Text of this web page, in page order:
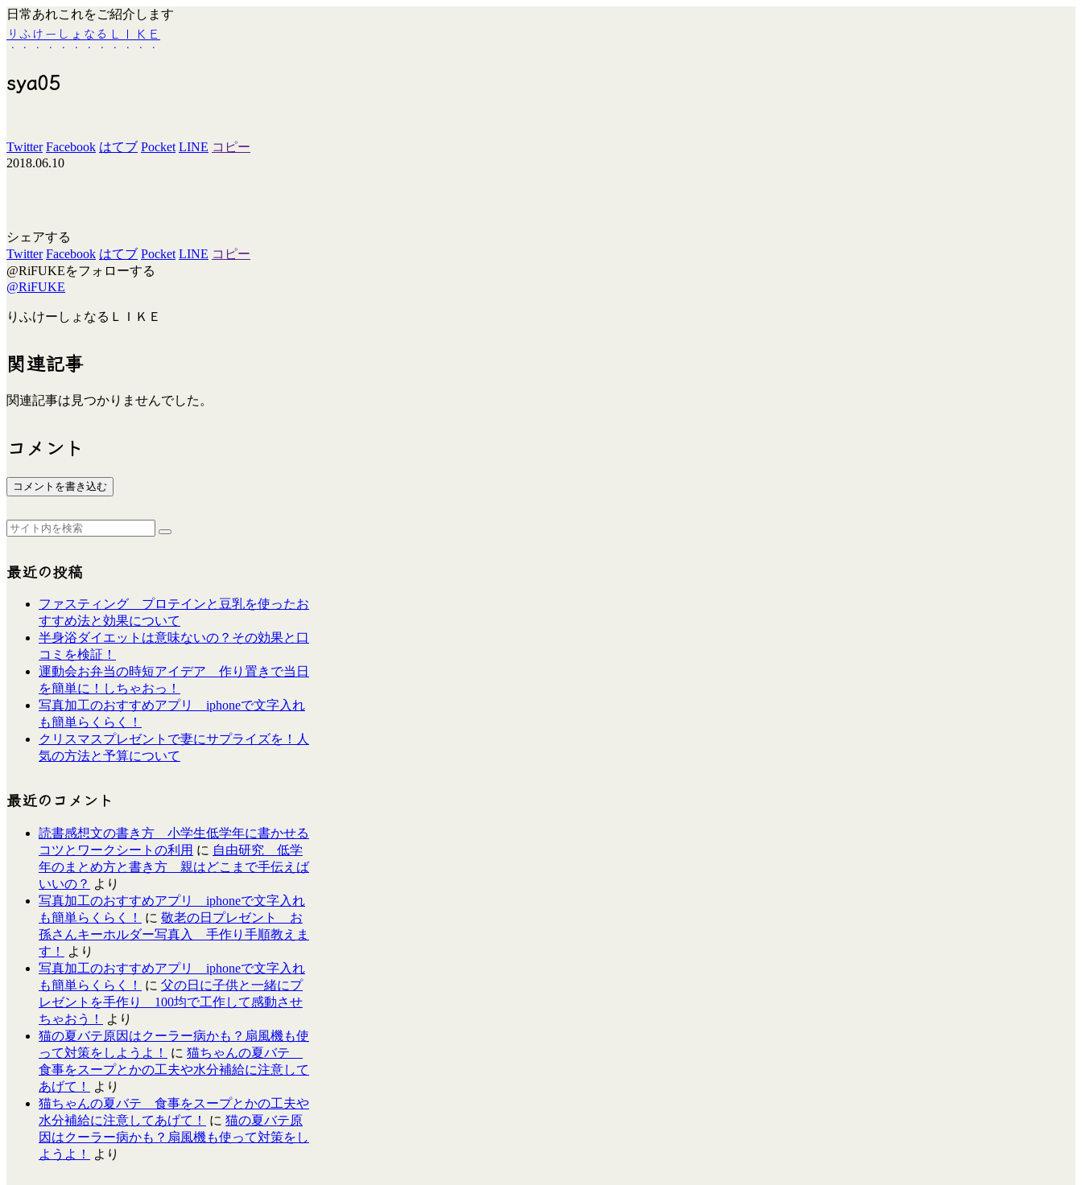
日常あれこれをご紹介します
りふけーしょなるＬＩＫＥ
sya05
Twitter Facebook はてブ Pocket LINE コピー
2018.06.10
シェアする
Twitter Facebook はてブ Pocket LINE コピー
@RiFUKEをフォローする
@RiFUKE
りふけーしょなるＬＩＫＥ
関連記事
関連記事は見つかりませんでした。
コメント
コメントを書き込む
最近の投稿
ファスティング プロテインと豆乳を使ったお
すすめ法と効果について
半身浴ダイエットは意味ないの？その効果と口
コミを検証！
運動会お弁当の時短アイデア 作り置きで当日
を簡単に！しちゃおっ！
写真加工のおすすめアプリ iphoneで文字入れ
も簡単らくらく！
クリスマスプレゼントで妻にサプライズを！人
気の方法と予算について
最近のコメント
読書感想文の書き方 小学生低学年に書かせる
コツとワークシートの利用 に 自由研究 低学
年のまとめ方と書き方 親はどこまで手伝えば
いいの？ より
写真加工のおすすめアプリ iphoneで文字入れ
も簡単らくらく！
に 敬老の日プレゼント お
孫さんキーホルダー写真入 手作り手順教えま
す！
より
写真加工のおすすめアプリ iphoneで文字入れ
も簡単らくらく！
に 父の日に子供と一緒にプ
レゼントを手作り 100均で工作して感動させ
ちゃおう！
より
猫の夏バテ原因はクーラー病かも？扇風機も使
って対策をしようよ！
に 猫ちゃんの夏バテ
食事をスープとかの工夫や水分補給に注意して
あげて！
より
猫ちゃんの夏バテ 食事をスープとかの工夫や
水分補給に注意してあげて！
に 猫の夏バテ原
因はクーラー病かも？扇風機も使って対策をし
ようよ！
より